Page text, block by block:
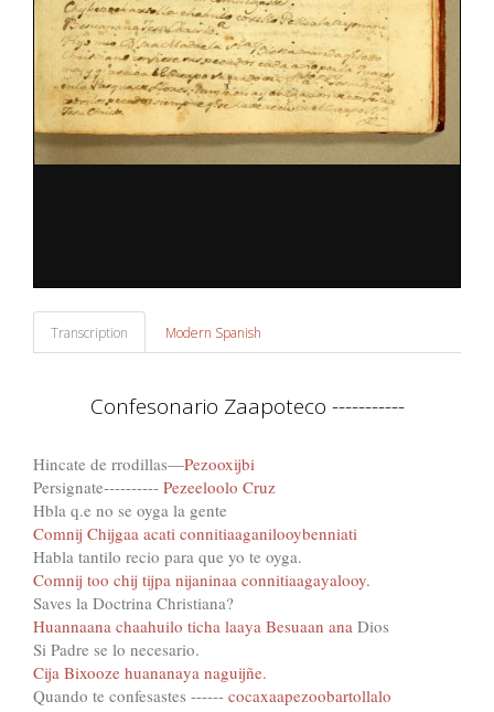
Transcription Modern Spanish
Confesonario Zaapoteco -----------
Hincate de rrodillas—Pezooxijbi
Persignate---------- Pezeeloolo Cruz
Hbla q.e no se oyga la gente
Comnij Chijgaa acati connitiaaganilooybenniati
Habla tantilo recio para que yo te oyga.
Comnij too chij tijpa nijaninaa connitiaagayalooy.
Saves la Doctrina Christiana?
Huannaana chaahuilo ticha laaya Besuaan ana Dios
Si Padre se lo necesario.
Cija Bixooze huananaya naguijñe.
Quando te confesastes ------ cocaxaapezoobartollalo